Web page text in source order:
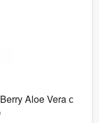
Aloe Vera с